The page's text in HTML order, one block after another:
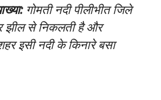
गोमती नदी पीलीभीत जिले
झील से निकलती है और
इसी नदी के किनारे बसा